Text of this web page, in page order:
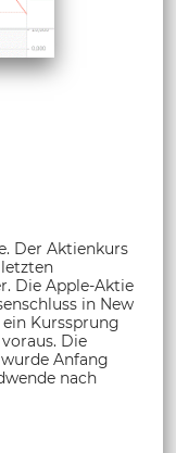
Der Aktienkurs
Die Apple-Aktie
in New
ein Kurssprung
Die
Anfang
nach